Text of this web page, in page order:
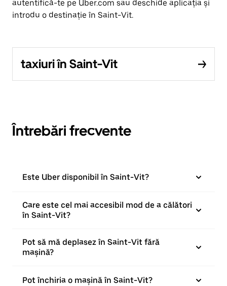
autentifică-te pe Uber.com sau deschide aplicația și
introdu o destinație în Saint-Vit.
taxiuri în Saint-Vit
Întrebări frecvente
Este Uber disponibil în Saint-Vit?
Care este cel mai accesibil mod de a călători
în Saint-Vit?
Pot să mă deplasez în Saint-Vit fără
mașină?
Pot închiria o mașină în Saint-Vit?